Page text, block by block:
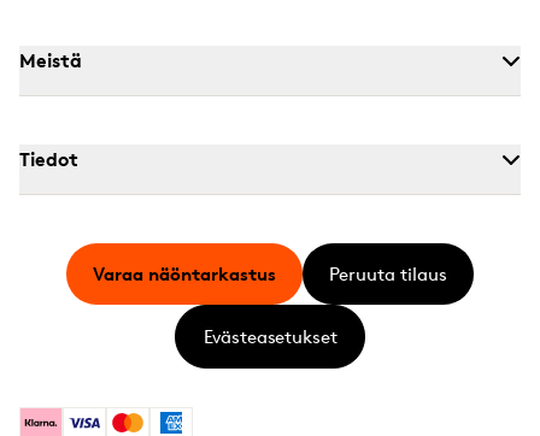
Meistä
Tiedot
KlarnaVisa MastercardAmerican Express
Varaa näöntarkastus Peruuta tilaus
Evästeasetukset